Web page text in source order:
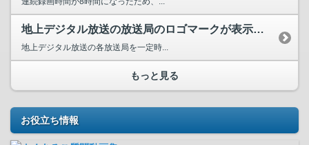
地上デジタル放送の放送局のロゴマークが表示されない。
地上デジタル放送の各放送局を一定時...
もっと見る
お役立ち情報